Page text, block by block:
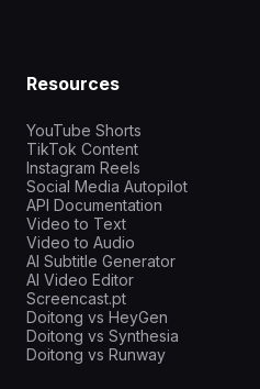
Resources
YouTube Shorts
TikTok Content
Instagram Reels
Social Media Autopilot
API Documentation
Video to Text
Video to Audio
AI Subtitle Generator
AI Video Editor
Screencast.pt
Doitong vs HeyGen
Doitong vs Synthesia
Doitong vs Runway